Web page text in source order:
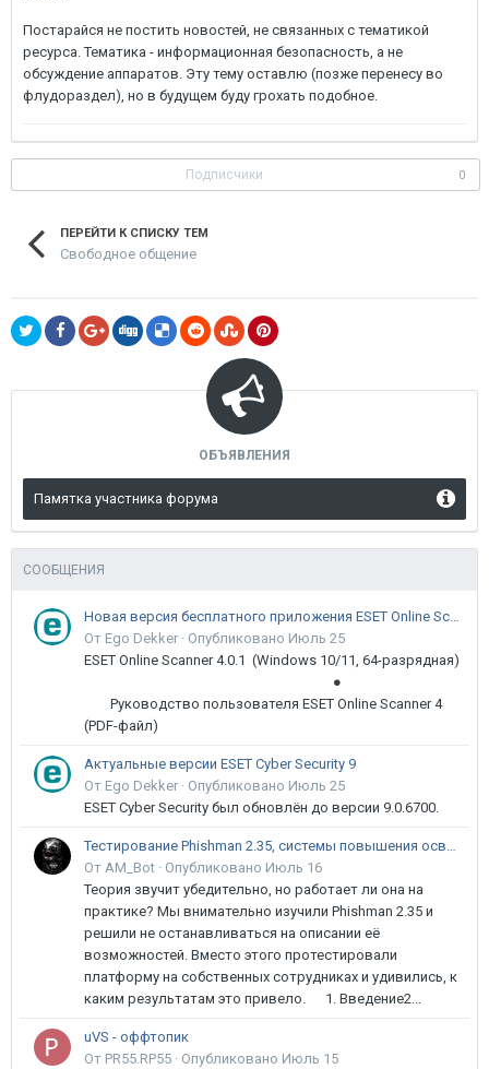
Постарайся не постить новостей, не связанных с тематикой
ресурса. Тематика - информационная безопасность, а не
обсуждение аппаратов. Эту тему оставлю (позже перенесу во
флудораздел), но в будущем буду грохать подобное.
Подписчики 0
ПЕРЕЙТИ К СПИСКУ ТЕМ
Свободное общение
ОБЪЯВЛЕНИЯ
Памятка участника форума
СООБЩЕНИЯ
Новая версия бесплатного приложения ESET Online Scanner доступна пользователям
От Ego Dekker · Опубликовано Июль 25
ESET Online Scanner 4.0.1 (Windows 10/11, 64-разрядная)
●
Руководство пользователя ESET Online Scanner 4
(PDF-файл)
Актуальные версии ESET Cyber Security 9
От Ego Dekker · Опубликовано Июль 25
ESET Cyber Security был обновлён до версии 9.0.6700.
Тестирование Phishman 2.35, системы повышения осведомлённости пользователей в сфере ИБ
От AM_Bot · Опубликовано Июль 16
Теория звучит убедительно, но работает ли она на
практике? Мы внимательно изучили Phishman 2.35 и
решили не останавливаться на описании её
возможностей. Вместо этого протестировали
платформу на собственных сотрудниках и удивились, к
каким результатам это привело. 1. Введение2...
uVS - оффтопик
От PR55.RP55 · Опубликовано Июль 15